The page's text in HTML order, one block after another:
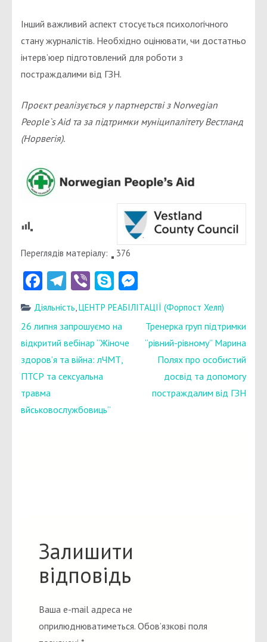
Інший важливий аспект стосується психологічного
стану журналістів. Необхідно оцінювати, чи достатньо
інтерв’юер підготовлений для роботи з
постраждалими від ГЗН.
Проєкт реалізується у партнерстві з Norwegian
People`s Aid та за підтримки муніципалітету Вестланд
(Норвегія).
Переглядів матеріалу: 376
Facebook
Telegram
ViberSkype
Діяльність,ЦЕНТР РЕАБІЛІТАЦІЇ (Форпост Хелп)
Навігація
записів
26 липня запрошуємо на
відкритий вебінар “Жіноче
здоров’я та війна: лЧМТ,
ПТСР та сексуальна
травма
вйськовослужбовиць”
Тренерка груп підтримки
“рівний-рівному” Марина
Полях про особистий
досвід та допомогу
постраждалим від ГЗН
Залишити
відповідь
Ваша e-mail адреса не
оприлюднюватиметься. Обов’язкові поля